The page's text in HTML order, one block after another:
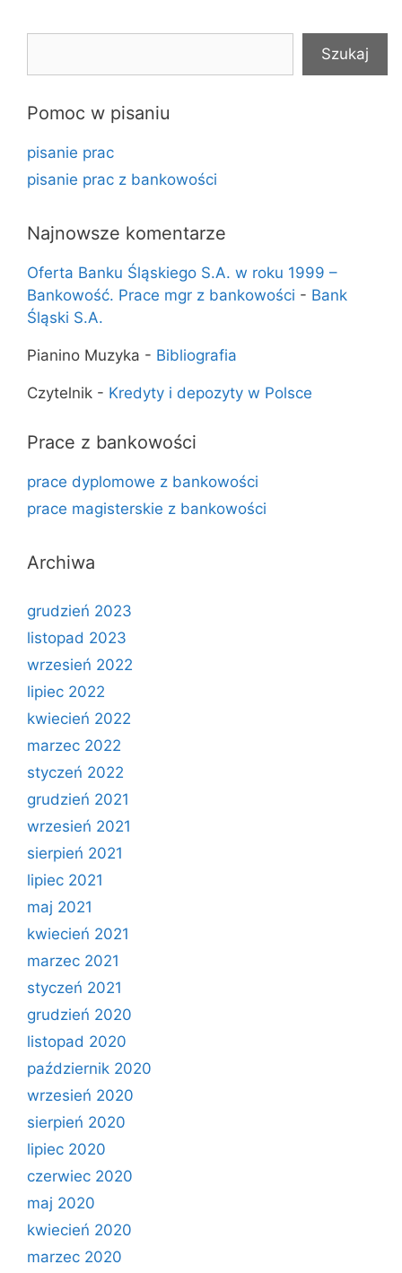
Szukaj
Pomoc w pisaniu
pisanie prac
pisanie prac z bankowości
Najnowsze komentarze
Oferta Banku Śląskiego S.A. w roku 1999 –
Bankowość. Prace mgr z bankowości - Bank
Śląski S.A.
Pianino Muzyka - Bibliografia
Czytelnik - Kredyty i depozyty w Polsce
Prace z bankowości
prace dyplomowe z bankowości
prace magisterskie z bankowości
Archiwa
grudzień 2023
listopad 2023
wrzesień 2022
lipiec 2022
kwiecień 2022
marzec 2022
styczeń 2022
grudzień 2021
wrzesień 2021
sierpień 2021
lipiec 2021
maj 2021
kwiecień 2021
marzec 2021
styczeń 2021
grudzień 2020
listopad 2020
październik 2020
wrzesień 2020
sierpień 2020
lipiec 2020
czerwiec 2020
maj 2020
kwiecień 2020
marzec 2020